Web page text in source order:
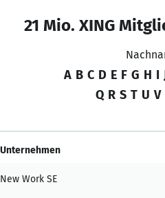
21 Mio. XING
A B C D E F G H I
Q R S T U V
Unternehmen
New Work SE